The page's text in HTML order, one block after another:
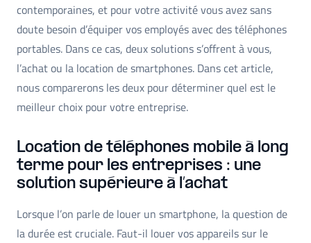
contemporaines, et pour votre activité vous avez sans
doute besoin d’équiper vos employés avec des téléphones
portables. Dans ce cas, deux solutions s’offrent à vous,
l’achat ou la location de smartphones. Dans cet article,
nous comparerons les deux pour déterminer quel est le
meilleur choix pour votre entreprise.
Location de téléphones mobile à long
terme pour les entreprises : une
solution supérieure à l’achat
Lorsque l’on parle de louer un smartphone, la question de
la durée est cruciale. Faut-il louer vos appareils sur le